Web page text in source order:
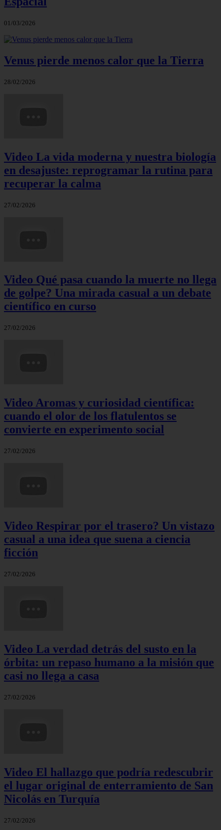
01/03/2026
Venus pierde menos calor que la Tierra
28/02/2026
Video La vida moderna y nuestra biología
en desajuste: reprogramar la rutina para
recuperar la calma
27/02/2026
Video Qué pasa cuando la muerte no llega
de golpe? Una mirada casual a un debate
científico en curso
27/02/2026
Video Aromas y curiosidad científica:
cuando el olor de los flatulentos se
convierte en experimento social
27/02/2026
Video Respirar por el trasero? Un vistazo
casual a una idea que suena a ciencia
ficción
27/02/2026
Video La verdad detrás del susto en la
órbita: un repaso humano a la misión que
casi no llega a casa
27/02/2026
Video El hallazgo que podría redescubrir
el lugar original de enterramiento de San
Nicolás en Turquía
27/02/2026